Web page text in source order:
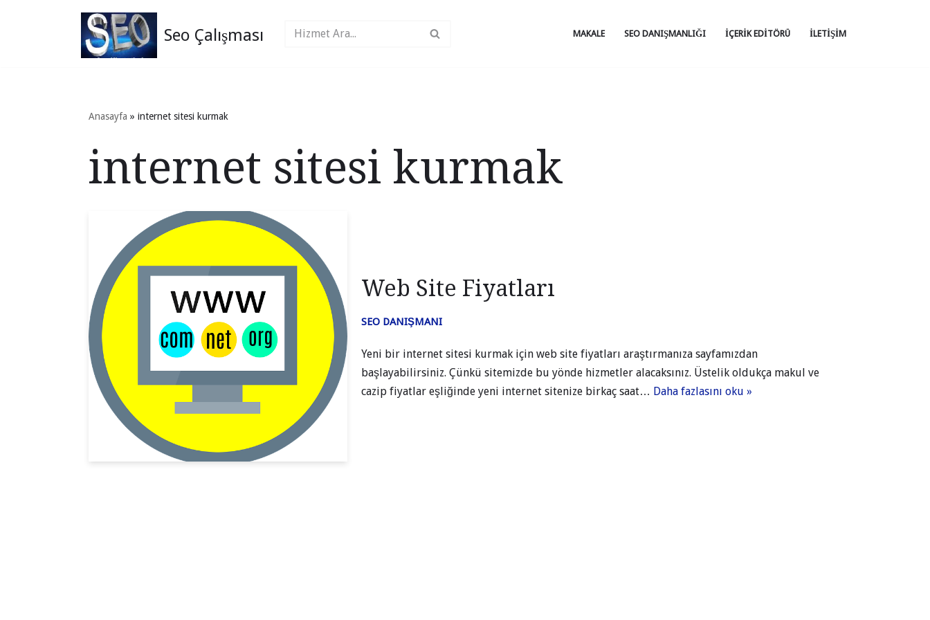
Seo Çalışması MAKALE SEO DANIŞMANLIĞI İÇERIK EDITÖRÜ İLETIŞIM
Anasayfa »internet sitesi kurmak
internet sitesi kurmak
Web Site Fiyatları
SEO DANIŞMANI
Yeni bir internet sitesi kurmak için web site fiyatları araştırmanıza sayfamızdan
başlayabilirsiniz. Çünkü sitemizde bu yönde hizmetler alacaksınız. Üstelik oldukça makul ve
cazip fiyatlar eşliğinde yeni internet sitenize birkaç saat… Daha fazlasını oku »